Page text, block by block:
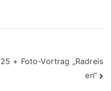
+ Foto-Vortrag „Radreis
en“